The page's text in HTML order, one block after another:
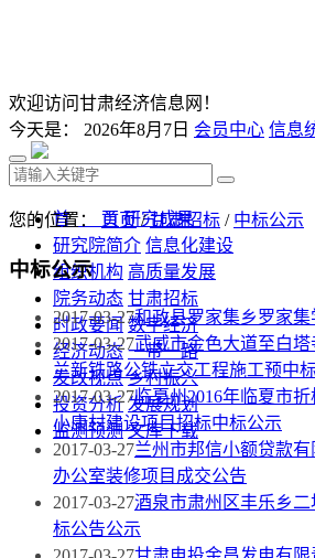
欢迎访问甘肃经济信息网！
今天是： 2026年8月7日 会员中心 信息
首 页 研究成果
研究院简介 信息化建设
组织机构 高质量发展
院务动态 甘肃招标
时政要闻 数字经济
经济动态 一带一路
发改视点 乡村振兴
投资分析 发展规划
监测预测 文库下载
您的位置： 首页/甘肃招标 / 中标公示
中标公示
2017-03-27和政县罗家集乡罗家
2017-03-27武威市金色大道至白
兰新铁路公铁立交工程施工预中
2017-03-27临夏州2016年临夏市
小康村建设项目招标中标公示
2017-03-27兰州市邦信小额贷款
办公室装修项目成交公告
2017-03-27酒泉市肃州区丰乐乡
标公告公示